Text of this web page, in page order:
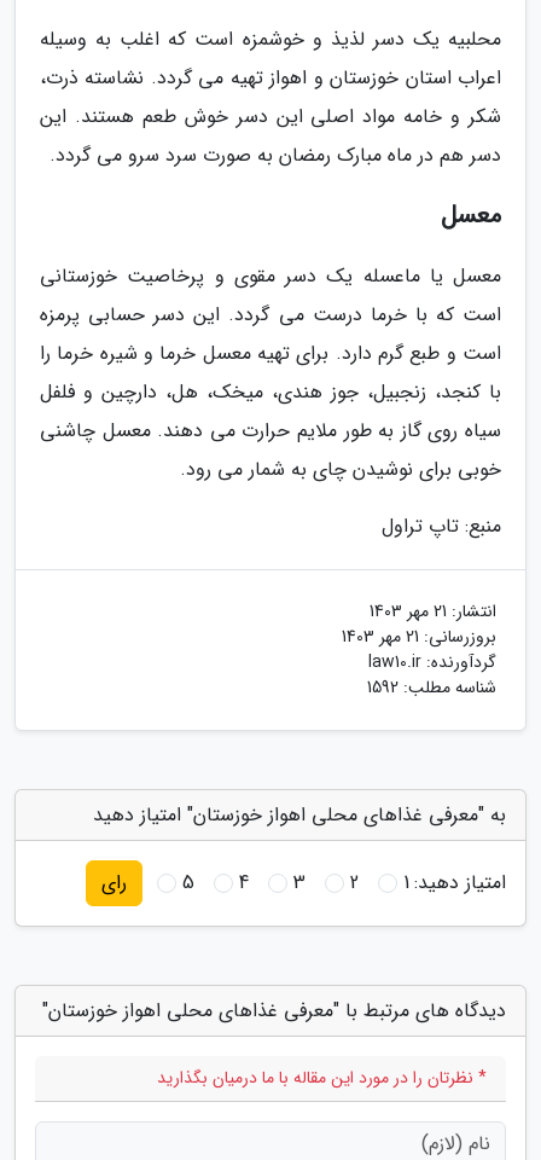
محلبیه یک دسر لذیذ و خوشمزه است که اغلب به وسیله
اعراب استان خوزستان و اهواز تهیه می گردد. نشاسته ذرت،
شکر و خامه مواد اصلی این دسر خوش طعم هستند. این
دسر هم در ماه مبارک رمضان به صورت سرد سرو می گردد.
معسل
معسل یا ماعسله یک دسر مقوی و پرخاصیت خوزستانی
است که با خرما درست می گردد. این دسر حسابی پرمزه
است و طبع گرم دارد. برای تهیه معسل خرما و شیره خرما را
با کنجد، زنجبیل، جوز هندی، میخک، هل، دارچین و فلفل
سیاه روی گاز به طور ملایم حرارت می دهند. معسل چاشنی
خوبی برای نوشیدن چای به شمار می رود.
منبع: تاپ تراول
انتشار: 21 مهر 1403
بروزرسانی: 21 مهر 1403
گردآورنده: law10.ir
شناسه مطلب: 1592
به "معرفی غذاهای محلی اهواز خوزستان" امتیاز دهید
امتیاز دهید:1
2
3
4
5 رای
دیدگاه های مرتبط با "معرفی غذاهای محلی اهواز خوزستان"
* نظرتان را در مورد این مقاله با ما درمیان بگذارید